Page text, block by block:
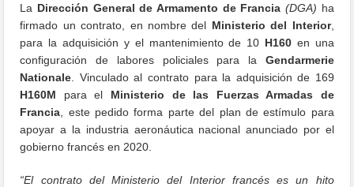
La Dirección General de Armamento de Francia (DGA) ha
firmado un contrato, en nombre del Ministerio del Interior,
para la adquisición y el mantenimiento de 10 H160en una
configuración de labores policiales para la Gendarmerie
Nationale . Vinculado al contrato para la adquisición de 169
H160M para el Ministerio de las Fuerzas Armadas de
Francia , este pedido forma parte del plan de estímulo para
apoyar a la industria aeronáutica nacional anunciado por el
gobierno francés en 2020.
“El contrato del Ministerio del Interior francés es un hito